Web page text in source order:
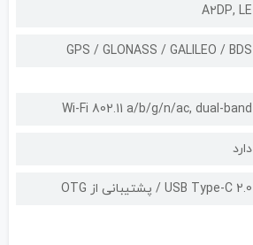
A۲DP, LE
GPS / GLONASS / GALILEO / BDS
Wi-Fi 802.11 a/b/g/n/ac, dual-band
دارد
USB Type-C 2.0 / پشتیبانی از OTG